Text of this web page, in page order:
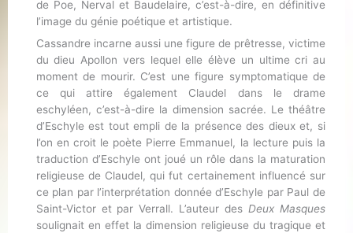
de Poe, Nerval et Baudelaire, c’est-à-dire, en définitive
l’image du génie poétique et artistique.
Cassandre incarne aussi une figure de prêtresse, victime
du dieu Apollon vers lequel elle élève un ultime cri au
moment de mourir. C’est une figure symptomatique de
ce qui attire également Claudel dans le drame
eschyléen, c’est-à-dire la dimension sacrée. Le théâtre
d’Eschyle est tout empli de la présence des dieux et, si
l’on en croit le poète Pierre Emmanuel, la lecture puis la
traduction d’Eschyle ont joué un rôle dans la maturation
religieuse de Claudel, qui fut certainement influencé sur
ce plan par l’interprétation donnée d’Eschyle par Paul de
Saint-Victor et par Verrall. L’auteur desDeux Masques
soulignait en effet la dimension religieuse du tragique et